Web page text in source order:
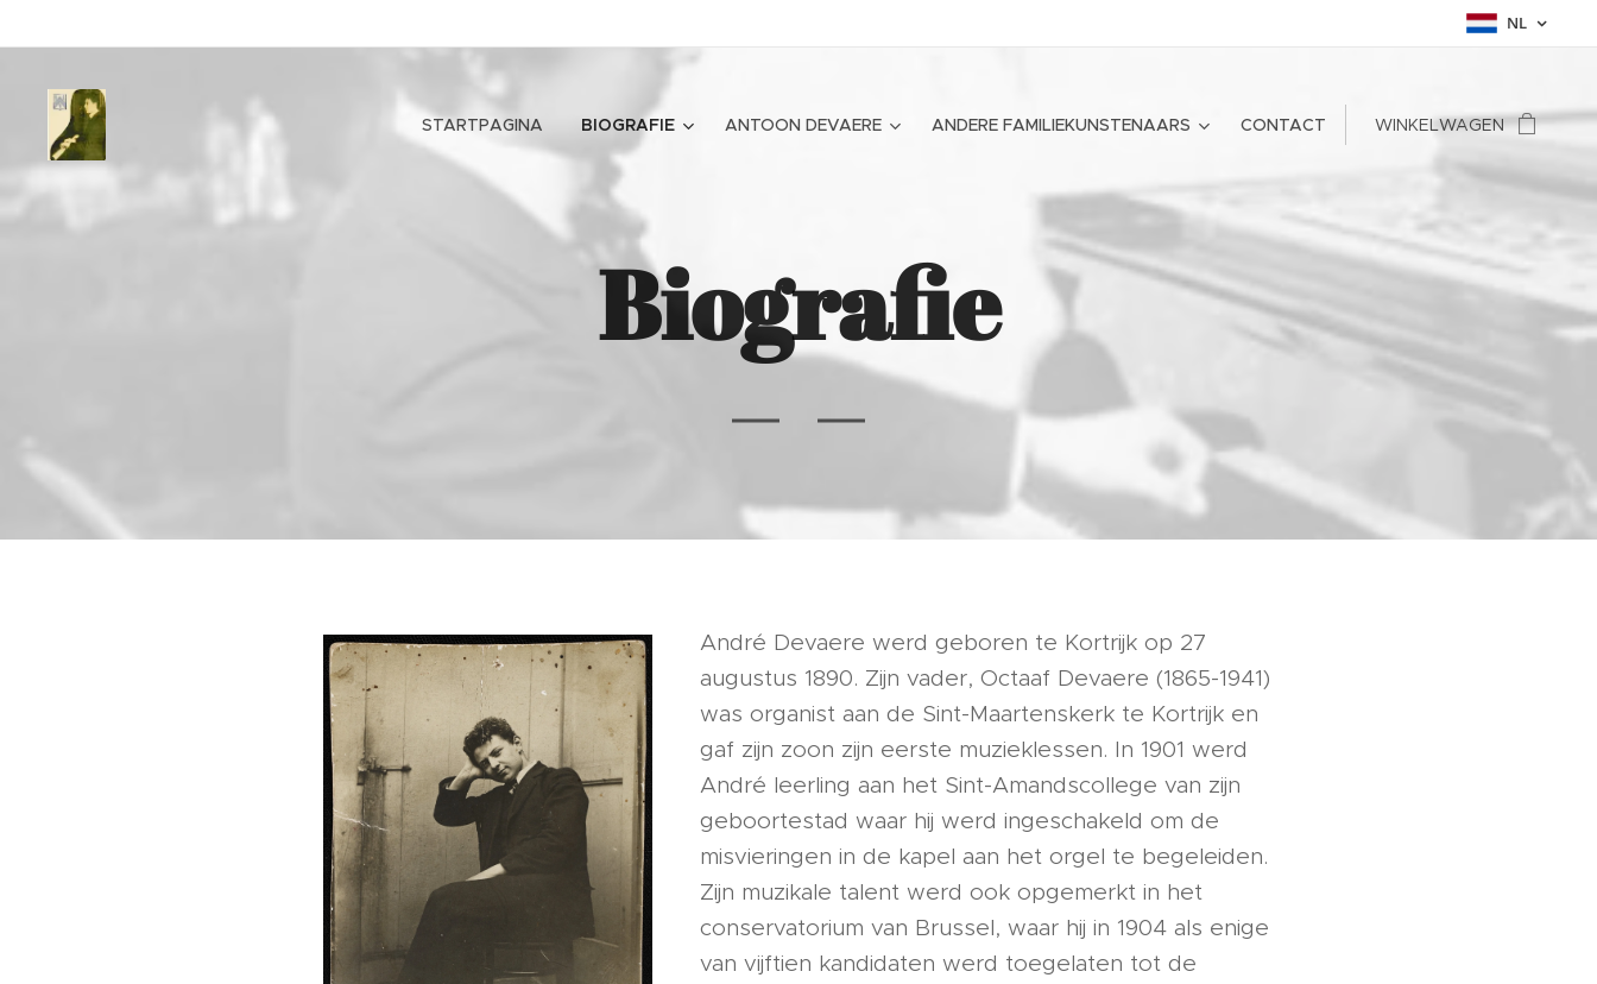
NL
STARTPAGINA BIOGRAFIE ANTOON DEVAERE ANDERE FAMILIEKUNSTENAARS CONTACT WINKELWAGEN
Biografie
André Devaere werd geboren te Kortrijk op 27
augustus 1890. Zijn vader, Octaaf Devaere (1865-1941)
was organist aan de Sint-Maartenskerk te Kortrijk en
gaf zijn zoon zijn eerste muzieklessen. In 1901 werd
André leerling aan het Sint-Amandscollege van zijn
geboortestad waar hij werd ingeschakeld om de
misvieringen in de kapel aan het orgel te begeleiden.
Zijn muzikale talent werd ook opgemerkt in het
conservatorium van Brussel, waar hij in 1904 als enige
van vijftien kandidaten werd toegelaten tot de